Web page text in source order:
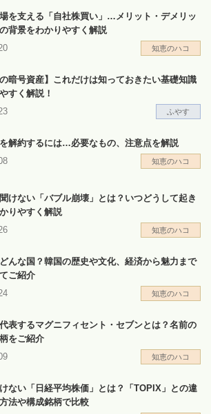
を支える「自社株買い」…メリット・デメリッ
背景をわかりやすく解説
知恵のハコ
の暗号資産】これだけは知っておきたい基礎知識
すく解説！
ふやす
解約するには…必要なもの、注意点を解説
知恵のハコ
けない「バブル崩壊」とは？いつどうして起き
りやすく解説
知恵のハコ
んな国？韓国の歴史や文化、経済から魅力まで
ご紹介
知恵のハコ
表するマグニフィセント・セブンとは？名前の
をご紹介
知恵のハコ
ない「日経平均株価」とは？「TOPIX」との違
法や構成銘柄で比較